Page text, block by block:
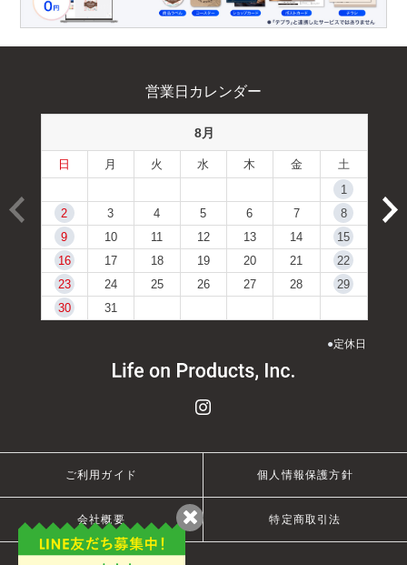
営業日カレンダー
8月
日 月 火 水 木 金
土
1
2
3 4 5 6 7
8
9
10 11 12 13 14
15
16
17 18 19 20 21
22
23
24 25 26 27 28
29
30
31
●定休日
ご利用ガイド 個人情報保護方針
会社概要 特定商取引法